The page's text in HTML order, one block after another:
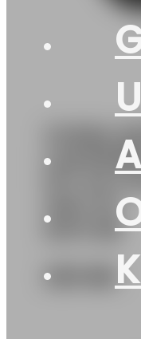
GUMA
101V XL
DOT:26
233